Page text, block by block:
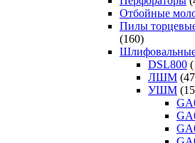
Отбойные
Пилы
(160)
DSL800
ЛШМ
УШМ